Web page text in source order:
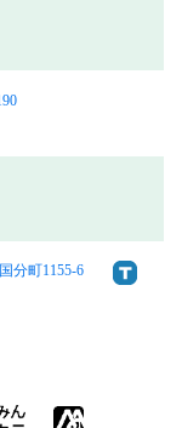
分町1155-6